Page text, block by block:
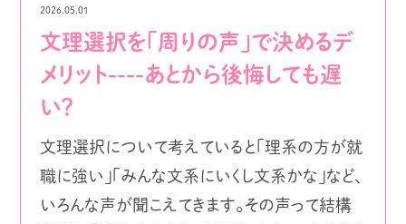
2026.05.01
文理選択を「周りの声」で決めるデ
メリット----あとから後悔しても遅
い？
文理選択について考えていると「理系の方が就
職に強い」「みんな文系にいくし文系かな」など、
いろんな声が聞こえてきます。その声って結構